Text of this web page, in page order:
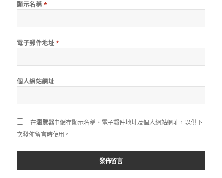
顯示名稱 *
電子郵件地址 *
個人網站網址
在瀏覽器中儲存顯示名稱、電子郵件地址及個人網站網址，以供下
次發佈留言時使用。